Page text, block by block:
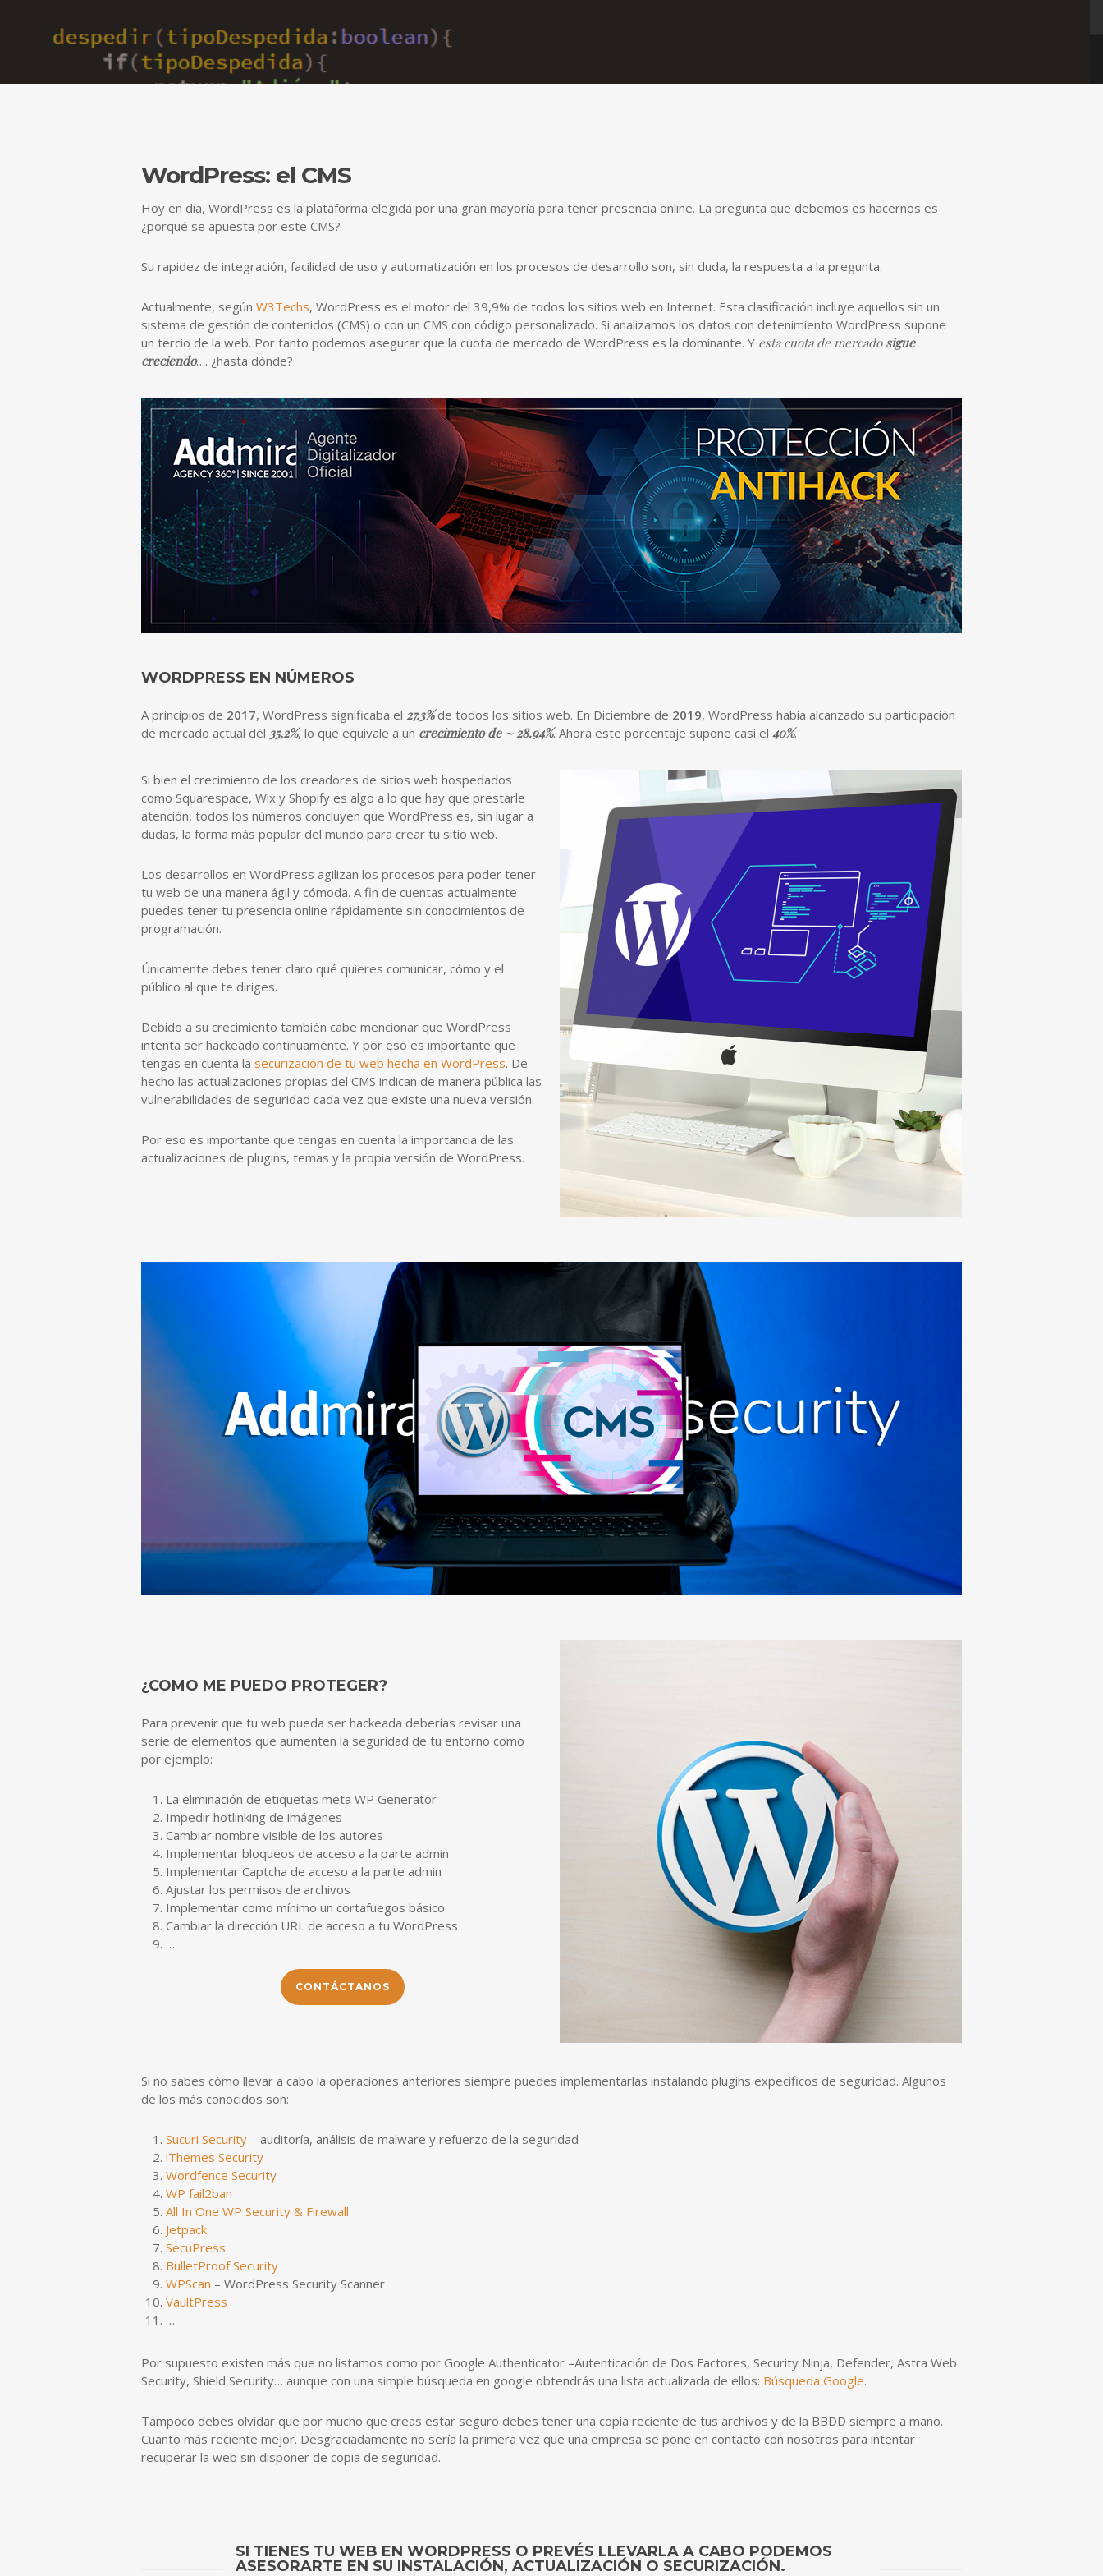
WordPress: el CMS
Hoy en día, WordPress es la plataforma elegida por una gran mayoría para tener presencia online. La pregunta que debemos es hacernos es
¿porqué se apuesta por este CMS?
Su rapidez de integración, facilidad de uso y automatización en los procesos de desarrollo son, sin duda, la respuesta a la pregunta.
Actualmente, segúnW3Techs, WordPress es el motor del 39,9% de todos los sitios web en Internet. Esta clasificación incluye aquellos sin un
sistema de gestión de contenidos (CMS) o con un CMS con código personalizado. Si analizamos los datos con detenimiento WordPress supone
un tercio de la web. Por tanto podemos asegurar que la cuota de mercado de WordPress es la dominante. Y esta cuota de mercado sigue
creciendo…. ¿hasta dónde?
WORDPRESS EN NÚMEROS
A principios de 2017, WordPress significaba el 27.3% de todos los sitios web. En Diciembre de 2019, WordPress había alcanzado su participación
de mercado actual del 35,2%, lo que equivale a un crecimiento de ~ 28.94%. Ahora este porcentaje supone casi el40%.
Si bien el crecimiento de los creadores de sitios web hospedados
como Squarespace, Wix y Shopify es algo a lo que hay que prestarle
atención, todos los números concluyen que WordPress es, sin lugar a
dudas, la forma más popular del mundo para crear tu sitio web.
Los desarrollos en WordPress agilizan los procesos para poder tener
tu web de una manera ágil y cómoda. A fin de cuentas actualmente
puedes tener tu presencia online rápidamente sin conocimientos de
programación.
Únicamente debes tener claro qué quieres comunicar, cómo y el
público al que te diriges.
Debido a su crecimiento también cabe mencionar que WordPress
intenta ser hackeado continuamente. Y por eso es importante que
tengas en cuenta lasecurización de tu web hecha en WordPress. De
hecho las actualizaciones propias del CMS indican de manera pública las
vulnerabilidades de seguridad cada vez que existe una nueva versión.
Por eso es importante que tengas en cuenta la importancia de las
actualizaciones de plugins, temas y la propia versión de WordPress.
¿COMO ME PUEDO PROTEGER?
Para prevenir que tu web pueda ser hackeada deberías revisar una
serie de elementos que aumenten la seguridad de tu entorno como
por ejemplo:
La eliminación de etiquetas meta WP Generator
Impedir hotlinking de imágenes
Cambiar nombre visible de los autores
Implementar bloqueos de acceso a la parte admin
Implementar Captcha de acceso a la parte admin
Ajustar los permisos de archivos
Implementar como mínimo un cortafuegos básico
Cambiar la dirección URL de acceso a tu WordPress
…
CONTÁCTANOS
Si no sabes cómo llevar a cabo la operaciones anteriores siempre puedes implementarlas instalando plugins expecíficos de seguridad. Algunos
de los más conocidos son:
Sucuri Security – auditoría, análisis de malware y refuerzo de la seguridad
iThemes Security
Wordfence Security
WP fail2ban
All In One WP Security & Firewall
Jetpack
SecuPress
BulletProof Security
WPScan – WordPress Security Scanner
VaultPress
…
Por supuesto existen más que no listamos como por Google Authenticator –Autenticación de Dos Factores, Security Ninja, Defender, Astra Web
Security, Shield Security… aunque con una simple búsqueda en google obtendrás una lista actualizada de ellos: Búsqueda Google.
Tampoco debes olvidar que por mucho que creas estar seguro debes tener una copia reciente de tus archivos y de la BBDD siempre a mano.
Cuanto más reciente mejor. Desgraciadamente no sería la primera vez que una empresa se pone en contacto con nosotros para intentar
recuperar la web sin disponer de copia de seguridad.
SI TIENES TU WEB EN WORDPRESS O PREVÉS LLEVARLA A CABO PODEMOS
ASESORARTE EN SU INSTALACIÓN, ACTUALIZACIÓN O SECURIZACIÓN.